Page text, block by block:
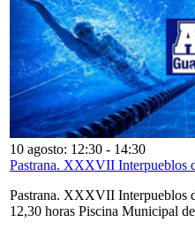
10 agosto: 12:30 - 14:30
Pastrana. XXXVII Interpueblos
Pastrana. XXXVII Interpueblos
12,30 horas Piscina Municipal